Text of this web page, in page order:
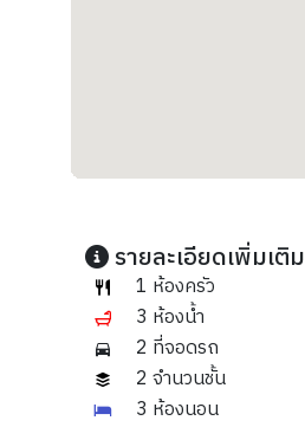
รายละเอียดเพิ่มเติม
1 ห้องครัว
3 ห้องน้ำ
2 ที่จอดรถ
2 จำนวนชั้น
3 ห้องนอน